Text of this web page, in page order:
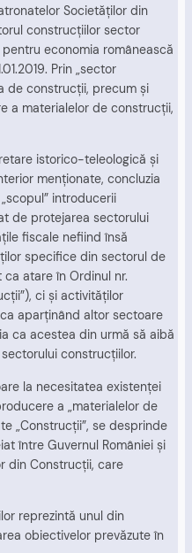
Societăţilor din
construcţiilor sector
economia românească
Prin „sector
de construcţii, precum şi
a materialelor de construcţii,
istorico-teleologică şi
menţionate, concluzia
introducerii
de protejarea sectorului
fiscale nefiind însă
specifice din sectorul de
atare în Ordinul nr.
ci şi activităţilor
aparţinând altor sectoare
ca acestea din urmă să aibă
construcţiilor.
la necesitatea existenţei
a „materialelor de
„Construcţii”, se desprinde
între Guvernul României şi
din Construcţii, care
reprezintă unul din
obiectivelor prevăzute în